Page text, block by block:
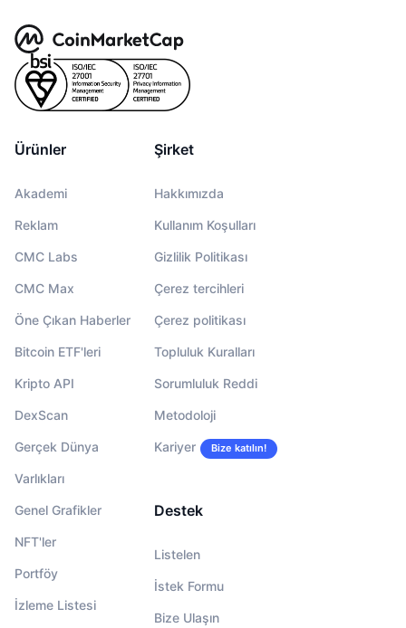
Ürünler
Akademi
Reklam
CMC Labs
CMC Max
Öne Çıkan Haberler
Bitcoin ETF'leri
Kripto API
DexScan
Gerçek Dünya
Varlıkları
Genel Grafikler
NFT'ler
Portföy
İzleme Listesi
Şirket
Hakkımızda
Kullanım Koşulları
Gizlilik Politikası
Çerez tercihleri
Çerez politikası
Topluluk Kuralları
Sorumluluk Reddi
Metodoloji
Kariyer Bize katılın!
Destek
Listelen
İstek Formu
Bize Ulaşın